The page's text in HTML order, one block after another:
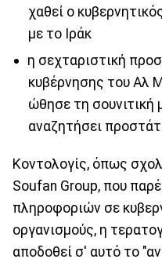
χαθεί ο
με το Ιράκ
η σεχταριστική
κυβέρνησης του Αλ
ώθησε τη σουνιτική
αναζητήσει
Κοντολογίς, όπως
Soufan Group, που
πληροφοριών σε
οργανισμούς, η
αποδοθεί σ' αυτό το